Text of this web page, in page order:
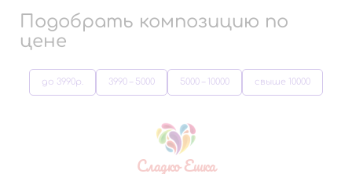
Подобрать композицию по
цене
до 3990р. 3990 – 5000 5000 – 10000 свыше 10000
Сладко Ешка